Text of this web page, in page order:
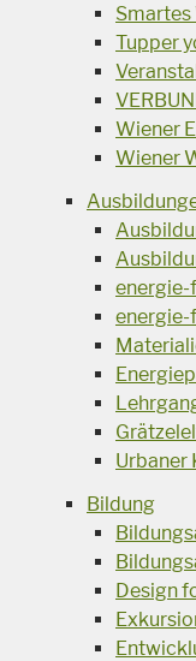
Tupper
Wiener
Wiener
energie-
energie-
Urbaner
Bildung
Design